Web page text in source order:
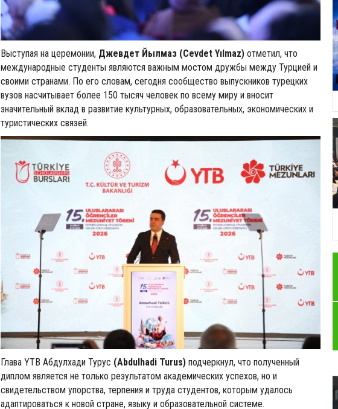
Выступая на церемонии, Джевдет Йылмаз (Cevdet Yılmaz) отметил, что
международные студенты являются важным мостом дружбы между Турцией и
своими странами. По его словам, сегодня сообщество выпускников турецких
вузов насчитывает более 150 тысяч человек по всему миру и вносит
значительный вклад в развитие культурных, образовательных, экономических и
туристических связей.
Глава YTB Абдулхади Турус (Abdulhadi Turus) подчеркнул, что полученный
диплом является не только результатом академических успехов, но и
свидетельством упорства, терпения и труда студентов, которым удалось
адаптироваться к новой стране, языку и образовательной системе.